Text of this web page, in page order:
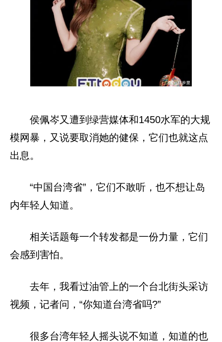
侯佩岑又遭到绿营媒体和1450水军的大规
模网暴，又说要取消她的健保，它们也就这点
出息。
“中国台湾省”，它们不敢听，也不想让岛
内年轻人知道。
相关话题每一个转发都是一份力量，它们
会感到害怕。
去年，我看过油管上的一个台北街头采访
视频，记者问，“你知道台湾省吗?”
很多台湾年轻人摇头说不知道，知道的也